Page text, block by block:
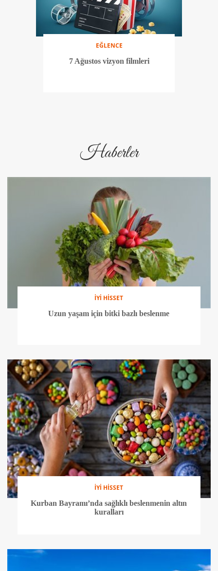
EĞLENCE
7 Ağustos vizyon filmleri
Haberler
İYİ HİSSET
Uzun yaşam için bitki bazlı beslenme
İYİ HİSSET
Kurban Bayramı’nda sağlıklı beslenmenin altın
kuralları